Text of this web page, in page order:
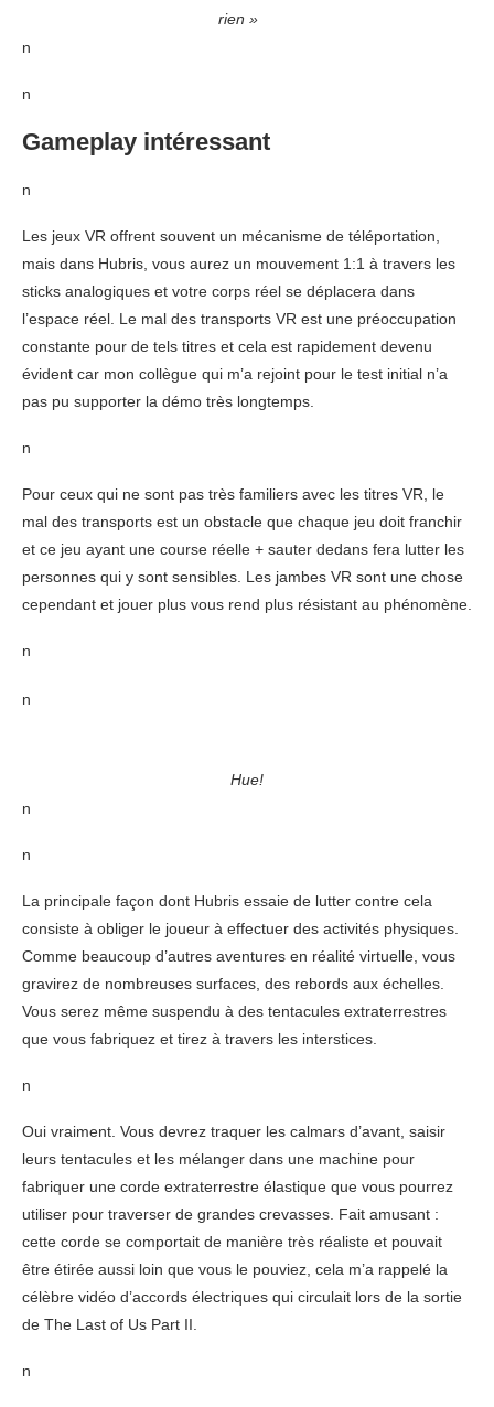
rien »
n
n
Gameplay intéressant
n
Les jeux VR offrent souvent un mécanisme de téléportation,
mais dans Hubris, vous aurez un mouvement 1:1 à travers les
sticks analogiques et votre corps réel se déplacera dans
l’espace réel. Le mal des transports VR est une préoccupation
constante pour de tels titres et cela est rapidement devenu
évident car mon collègue qui m’a rejoint pour le test initial n’a
pas pu supporter la démo très longtemps.
n
Pour ceux qui ne sont pas très familiers avec les titres VR, le
mal des transports est un obstacle que chaque jeu doit franchir
et ce jeu ayant une course réelle + sauter dedans fera lutter les
personnes qui y sont sensibles. Les jambes VR sont une chose
cependant et jouer plus vous rend plus résistant au phénomène.
n
n
Hue!
n
n
La principale façon dont Hubris essaie de lutter contre cela
consiste à obliger le joueur à effectuer des activités physiques.
Comme beaucoup d’autres aventures en réalité virtuelle, vous
gravirez de nombreuses surfaces, des rebords aux échelles.
Vous serez même suspendu à des tentacules extraterrestres
que vous fabriquez et tirez à travers les interstices.
n
Oui vraiment. Vous devrez traquer les calmars d’avant, saisir
leurs tentacules et les mélanger dans une machine pour
fabriquer une corde extraterrestre élastique que vous pourrez
utiliser pour traverser de grandes crevasses. Fait amusant :
cette corde se comportait de manière très réaliste et pouvait
être étirée aussi loin que vous le pouviez, cela m’a rappelé la
célèbre vidéo d’accords électriques qui circulait lors de la sortie
de The Last of Us Part II.
n